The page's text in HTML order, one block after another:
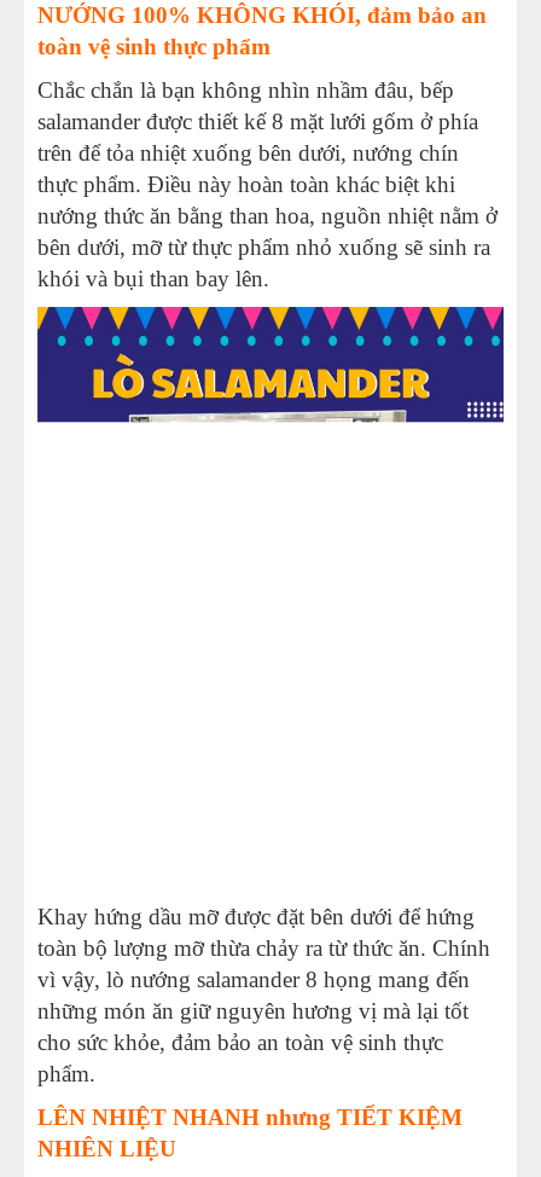
NƯỚNG 100% KHÔNG KHÓI, đảm bảo an
toàn vệ sinh thực phẩm
Chắc chắn là bạn không nhìn nhầm đâu, bếp
salamander được thiết kế 8 mặt lưới gốm ở phía
trên để tỏa nhiệt xuống bên dưới, nướng chín
thực phẩm. Điều này hoàn toàn khác biệt khi
nướng thức ăn bằng than hoa, nguồn nhiệt nằm ở
bên dưới, mỡ từ thực phẩm nhỏ xuống sẽ sinh ra
khói và bụi than bay lên.
Khay hứng dầu mỡ được đặt bên dưới để hứng
toàn bộ lượng mỡ thừa chảy ra từ thức ăn. Chính
vì vậy, lò nướng salamander 8 họng mang đến
những món ăn giữ nguyên hương vị mà lại tốt
cho sức khỏe, đảm bảo an toàn vệ sinh thực
phẩm.
LÊN NHIỆT NHANH nhưng TIẾT KIỆM
NHIÊN LIỆU